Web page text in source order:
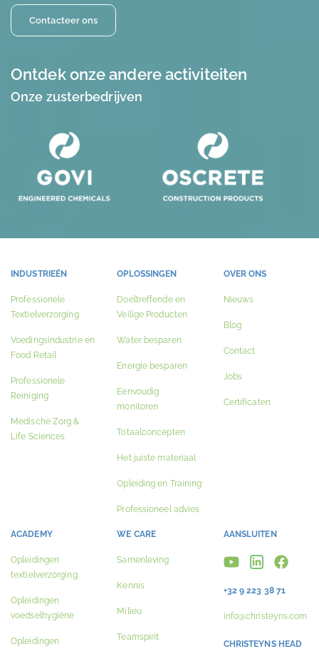
Contacteer ons
Ontdek onze andere activiteiten
Onze zusterbedrijven
INDUSTRIEËN
Professionele
Textielverzorging
Voedingsindustrie en
Food Retail
Professionele
Reiniging
Medische Zorg &
Life Sciences
OPLOSSINGEN
Doeltreffende en
Veilige Producten
Water besparen
Energie besparen
Eenvoudig
monitoren
Totaalconcepten
Het juiste materiaal
Opleiding en Training
Professioneel advies
OVER ONS
Nieuws
Blog
Contact
Jobs
Certificaten
ACADEMY
Opleidingen
textielverzorging
Opleidingen
voedselhygiëne
Opleidingen
WE CARE
Samenleving
Kennis
Milieu
Teamspirit
AANSLUITEN
+32 9 223 38 71
info@christeyns.com
CHRISTEYNS HEAD